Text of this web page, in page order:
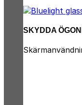
SKYDDA